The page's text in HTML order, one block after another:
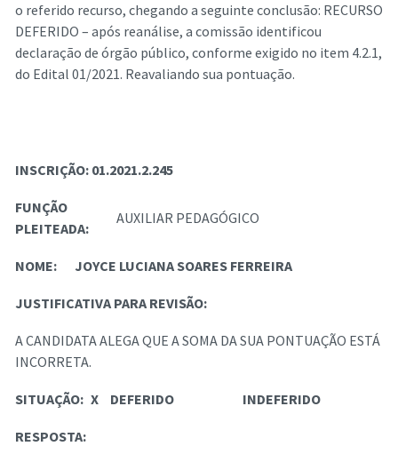
o referido recurso, chegando a seguinte conclusão: RECURSO
DEFERIDO – após reanálise, a comissão identificou
declaração de órgão público, conforme exigido no item 4.2.1,
do Edital 01/2021. Reavaliando sua pontuação.
INSCRIÇÃO: 01.2021.2.245
FUNÇÃO
PLEITEADA:
AUXILIAR PEDAGÓGICO
NOME: JOYCE LUCIANA SOARES FERREIRA
JUSTIFICATIVA PARA REVISÃO:
A CANDIDATA ALEGA QUE A SOMA DA SUA PONTUAÇÃO ESTÁ
INCORRETA.
SITUAÇÃO: X DEFERIDO INDEFERIDO
RESPOSTA: